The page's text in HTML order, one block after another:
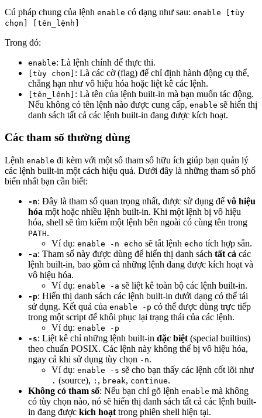
Cú pháp chung của lệnh enable có dạng như sau: enable [tùy
chọn] [tên_lệnh]
Trong đó:
enable: Là lệnh chính để thực thi.
[tùy chọn] : Là các cờ (flag) để chỉ định hành động cụ thể,
chẳng hạn như vô hiệu hóa hoặc liệt kê các lệnh.
[tên_lệnh] : Là tên của lệnh built-in mà bạn muốn tác động.
Nếu không có tên lệnh nào được cung cấp, enable sẽ hiển thị
danh sách tất cả các lệnh built-in đang được kích hoạt.
Các tham số thường dùng
Lệnh enable đi kèm với một số tham số hữu ích giúp bạn quản lý
các lệnh built-in một cách hiệu quả. Dưới đây là những tham số phổ
biến nhất bạn cần biết:
-n: Đây là tham số quan trọng nhất, được sử dụng để vô hiệu
hóa một hoặc nhiều lệnh built-in. Khi một lệnh bị vô hiệu
hóa, shell sẽ tìm kiếm một lệnh bên ngoài có cùng tên trong
PATH.
Ví dụ: enable -n echo sẽ tắt lệnh echo tích hợp sẵn.
-a: Tham số này được dùng để hiển thị danh sách tất cả các
lệnh built-in, bao gồm cả những lệnh đang được kích hoạt và
vô hiệu hóa.
Ví dụ: enable -a sẽ liệt kê toàn bộ các lệnh built-in.
-p: Hiển thị danh sách các lệnh built-in dưới dạng có thể tái
sử dụng. Kết quả của enable -p có thể được dùng trực tiếp
trong một script để khôi phục lại trạng thái của các lệnh.
Ví dụ: enable -p
-s: Liệt kê chỉ những lệnh built-in đặc biệt (special builtins)
theo chuẩn POSIX. Các lệnh này không thể bị vô hiệu hóa,
ngay cả khi sử dụng tùy chọn -n.
Ví dụ: enable -s sẽ cho bạn thấy các lệnh cốt lõi như
. (source), : , break, continue.
Không có tham số: Nếu bạn chỉ gõ lệnh enable mà không
có tùy chọn nào, nó sẽ hiển thị danh sách tất cả các lệnh built-
in đang được kích hoạt trong phiên shell hiện tại.